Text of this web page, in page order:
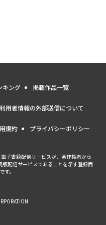
キング 掲載作品一覧
利用者情報の外部送信について
規約 プライバシーポリシー
子書籍配信サービスが、著作権者から
版配信サービスであることを示す登録商
す。